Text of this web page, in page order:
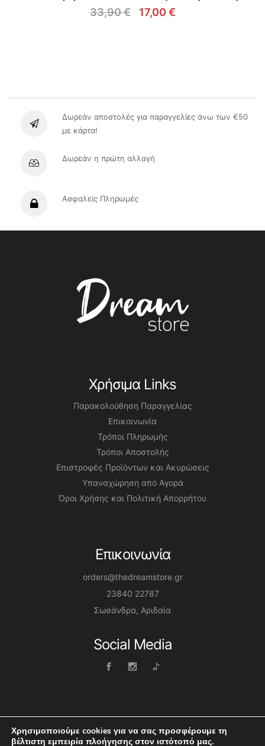
33,90€
17,00 €
Δωρεάν αποστολές για παραγγελίες άνω των €50
με κάρτα!
Δωρεάν η πρώτη αλλαγή
Ασφαλείς Πληρωμές
Χρήσιμα Links
Παρακολούθηση Παραγγελίας
Επικοινωνία
Τρόποι Πληρωμής
Τρόποι Αποστολής
Επιστροφές Προϊόντων και Ακυρώσεις
Υπαναχώρηση από Αγορά
Όροι Χρήσης και Πολιτική Απορρήτου
Επικοινωνία
orders@thedreamstore.gr
23840 22787
Σωσάνδρα, Αριδαία
Social Media
Χρησιμοποιούμε cookies για να σας προσφέρουμε τη
βέλτιστη εμπειρία πλοήγησης στον ιστότοπό μας.